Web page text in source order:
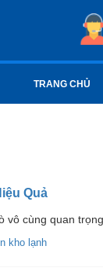
TRANG CHỦ
Quả
vô cùng quan
kho lạnh